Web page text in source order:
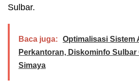
Sulbar.
Baca juga:
Optimalisasi Sistem
Perkantoran, Diskominfo Sulbar
Simaya